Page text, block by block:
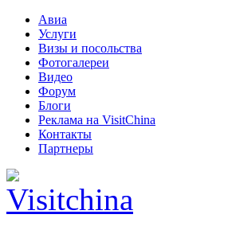
Авиа
Услуги
Визы и посольства
Фотогалереи
Видео
Форум
Блоги
Реклама на VisitChina
Контакты
Партнеры